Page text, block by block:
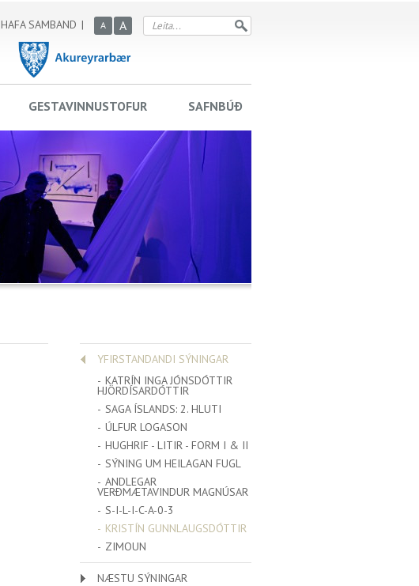
GESTAVINNUSTOFUR SAFNBÚÐ
YFIRSTANDANDI SÝNINGAR
KATRÍN INGA JÓNSDÓTTIR
HJÖRDÍSARDÓTTIR
SAGA ÍSLANDS: 2. HLUTI
ÚLFUR LOGASON
HUGHRIF - LITIR - FORM I & II
SÝNING UM HEILAGAN FUGL
ANDLEGAR
VERÐMÆTAVINDUR MAGNÚSAR
S-I-L-I-C-A-0-3
KRISTÍN GUNNLAUGSDÓTTIR
ZIMOUN
NÆSTU SÝNINGAR
A A
HAFA SAMBAND